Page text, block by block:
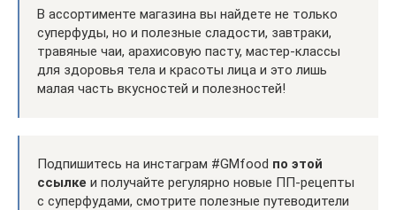
В ассортименте магазина вы найдете не только
суперфуды, но и полезные сладости, завтраки,
травяные чаи, арахисовую пасту, мастер-классы
для здоровья тела и красоты лица и это лишь
малая часть вкусностей и полезностей!
Подпишитесь на инстаграм #GMfood по этой
ссылке и получайте регулярно новые ПП-рецепты
с суперфудами, смотрите полезные путеводители